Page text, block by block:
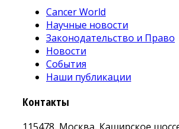
Cancer World
Научные новости
Законодательство и Право
Новости
События
Наши публикации
Контакты